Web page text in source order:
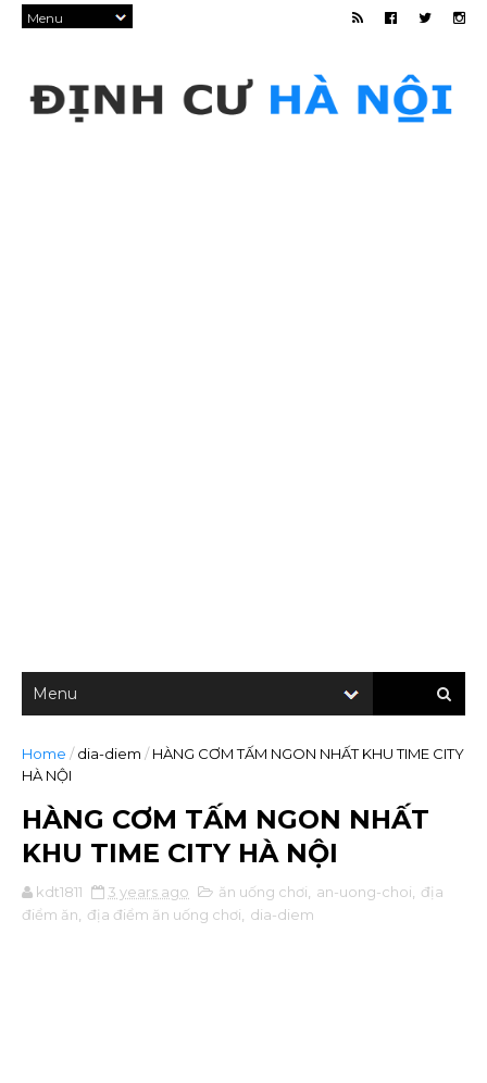
Home / dia-diem / HÀNG CƠM TẤM NGON NHẤT KHU TIME CITY
HÀ NỘI
HÀNG CƠM TẤM NGON NHẤT
KHU TIME CITY HÀ NỘI
kdt1811 3 years ago ăn uống chơi an-uong-choi
địa
điểm ăn
địa điểm ăn uống chơi dia-diem